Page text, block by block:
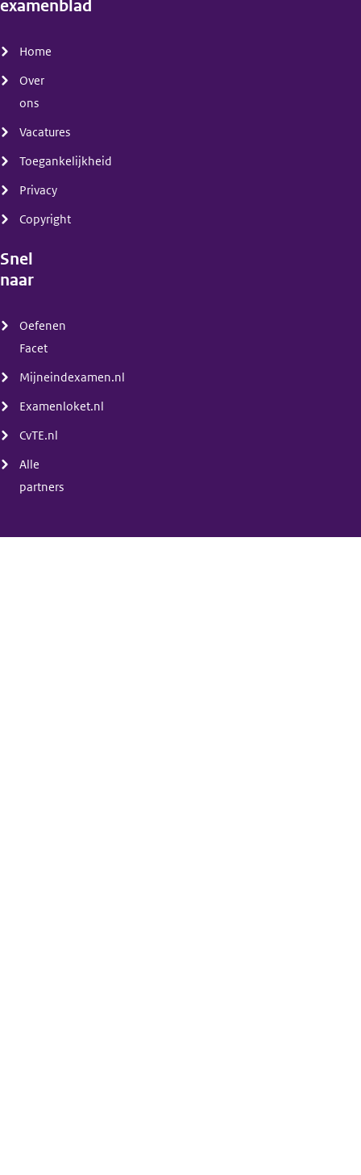
examenblad
Home
Over
ons
Vacatures
Toegankelijkheid
Privacy
Copyright
Snel
naar
Oefenen
Facet
Mijneindexamen.nl
Examenloket.nl
CvTE.nl
Alle
partners